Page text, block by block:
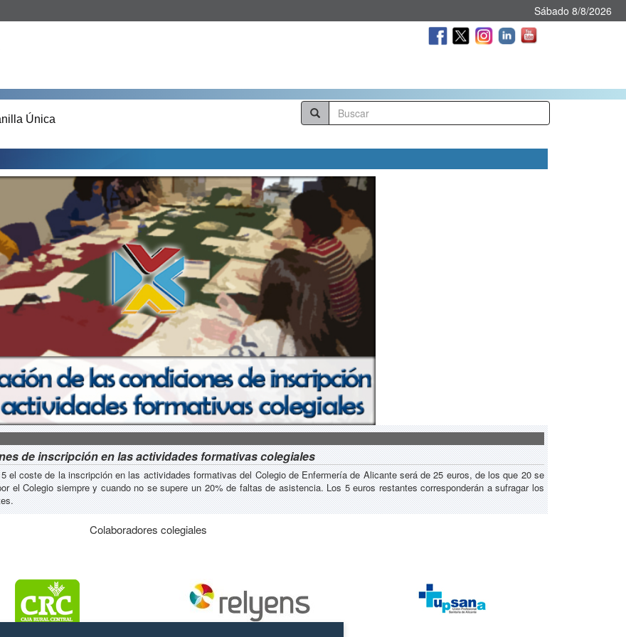
Sábado 8/8/2026
Única
de inscripción en las actividades formativas colegiales
el coste de la inscripción en las actividades formativas del Colegio de Enfermería de Alicante será de 25 euros, de los que 20 se
el Colegio siempre y cuando no se supere un 20% de faltas de asistencia. Los 5 euros restantes corresponderán a sufragar los
Colaboradores colegiales